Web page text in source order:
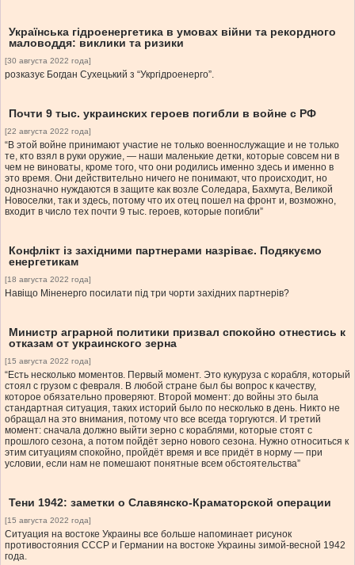
Українська гідроенергетика в умовах війни та рекордного
маловоддя: виклики та ризики
[30 августа 2022 года]
розказує Богдан Сухецький з “Укргідроенерго”.
Почти 9 тыс. украинских героев погибли в войне с РФ
[22 августа 2022 года]
“В этой войне принимают участие не только военнослужащие и не только
те, кто взял в руки оружие, — наши маленькие детки, которые совсем ни в
чем не виноваты, кроме того, что они родились именно здесь и именно в
это время. Они действительно ничего не понимают, что происходит, но
однозначно нуждаются в защите как возле Соледара, Бахмута, Великой
Новоселки, так и здесь, потому что их отец пошел на фронт и, возможно,
входит в число тех почти 9 тыс. героев, которые погибли”
Конфлікт із західними партнерами назріває. Подякуємо
енергетикам
[18 августа 2022 года]
Навіщо Міненерго посилати під три чорти західних партнерів?
Министр аграрной политики призвал спокойно отнестись к
отказам от украинского зерна
[15 августа 2022 года]
“Есть несколько моментов. Первый момент. Это кукуруза с корабля, который
стоял с грузом с февраля. В любой стране был бы вопрос к качеству,
которое обязательно проверяют. Второй момент: до войны это была
стандартная ситуация, таких историй было по несколько в день. Никто не
обращал на это внимания, потому что все всегда торгуются. И третий
момент: сначала должно выйти зерно с кораблями, которые стоят с
прошлого сезона, а потом пойдёт зерно нового сезона. Нужно относиться к
этим ситуациям спокойно, пройдёт время и все придёт в норму — при
условии, если нам не помешают понятные всем обстоятельства”
Тени 1942: заметки о Славянско-Краматорской операции
[15 августа 2022 года]
Ситуация на востоке Украины все больше напоминает рисунок
противостояния СССР и Германии на востоке Украины зимой-весной 1942
года.